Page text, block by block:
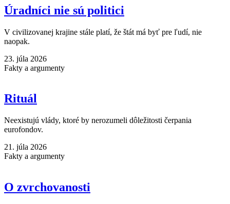
Úradníci nie sú politici
V civilizovanej krajine stále platí, že štát má byť pre ľudí, nie
naopak.
23. júla 2026
Fakty a argumenty
Rituál
Neexistujú vlády, ktoré by nerozumeli dôležitosti čerpania
eurofondov.
21. júla 2026
Fakty a argumenty
O zvrchovanosti